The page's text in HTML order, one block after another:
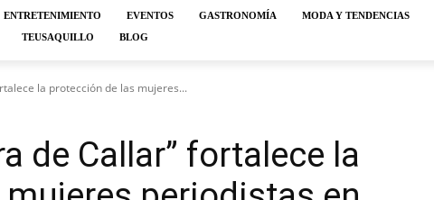
ENTRETENIMIENTO EVENTOS GASTRONOMÍA MODA Y TENDENCIAS
TEUSAQUILLO BLOG
la protección de las mujeres...
de Callar” fortalece la